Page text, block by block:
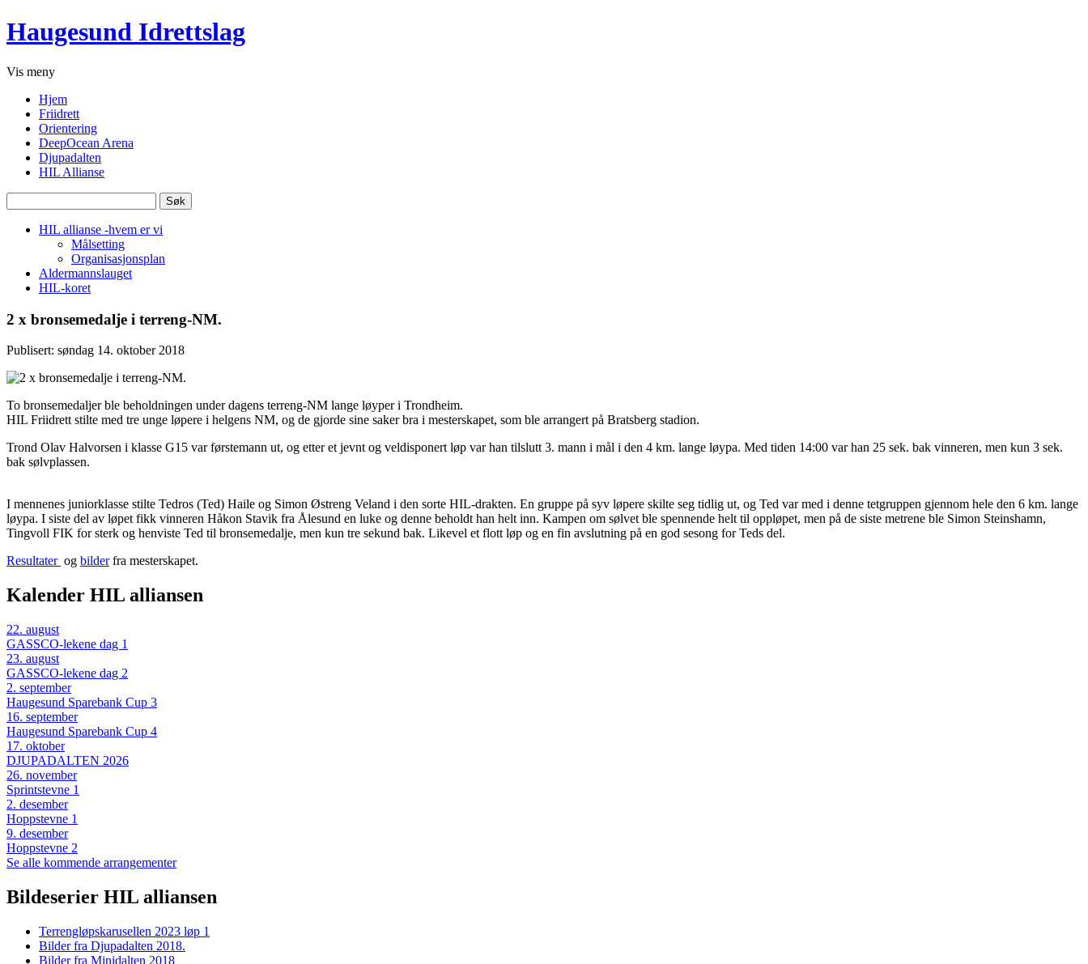
Haugesund Idrettslag
Vis meny
Hjem
Friidrett
Orientering
DeepOcean Arena
Djupadalten
HIL Allianse
etter:
HIL allianse -hvem er vi
Målsetting
Organisasjonsplan
Aldermannslauget
HIL-koret
2 x bronsemedalje i terreng-NM.
Publisert: søndag 14. oktober 2018
To bronsemedaljer ble beholdningen under dagens terreng-NM lange løyper i Trondheim.
HIL Friidrett stilte med tre unge løpere i helgens NM, og de gjorde sine saker bra i mesterskapet, som ble arrangert på Bratsberg stadion.
Trond Olav Halvorsen i klasse G15 var førstemann ut, og etter et jevnt og veldisponert løp var han tilslutt 3. mann i mål i den 4 km. lange løypa. Med tiden 14:00 var han 25 sek. bak vinneren, men kun 3 sek.
bak sølvplassen.
I mennenes juniorklasse stilte Tedros (Ted) Haile og Simon Østreng Veland i den sorte HIL-drakten. En gruppe på syv løpere skilte seg tidlig ut, og Ted var med i denne tetgruppen gjennom hele den 6 km. lange
løypa. I siste del av løpet fikk vinneren Håkon Stavik fra Ålesund en luke og denne beholdt han helt inn. Kampen om sølvet ble spennende helt til oppløpet, men på de siste metrene ble Simon Steinshamn,
Tingvoll FIK for sterk og henviste Ted til bronsemedalje, men kun tre sekund bak. Likevel et flott løp og en fin avslutning på en god sesong for Teds del.
Resultater og bilderfra mesterskapet.
Kalender HIL alliansen
22. august
GASSCO-lekene dag 1
23. august
GASSCO-lekene dag 2
2. september
Haugesund Sparebank Cup 3
16. september
Haugesund Sparebank Cup 4
17. oktober
DJUPADALTEN 2026
26. november
Sprintstevne 1
2. desember
Hoppstevne 1
9. desember
Hoppstevne 2
Se alle kommende arrangementer
Bildeserier HIL alliansen
Terrengløpskarusellen 2023 løp 1
Bilder fra Djupadalten 2018.
Bilder fra Minidalten 2018